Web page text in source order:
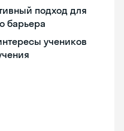
подход для
барьера
учеников